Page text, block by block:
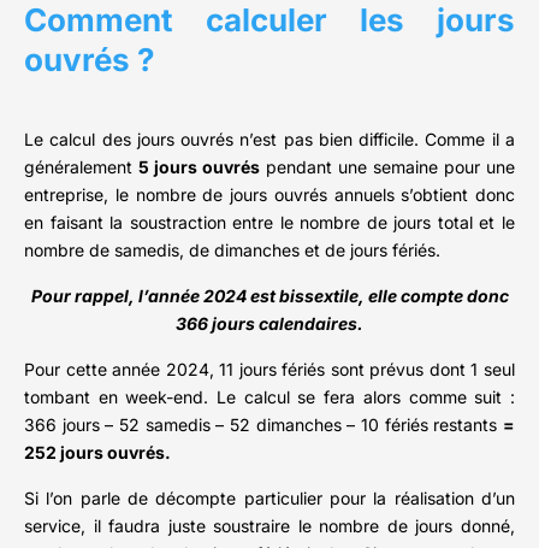
Comment calculer les jours
ouvrés ?
Le calcul des jours ouvrés n’est pas bien difficile. Comme il a
généralement 5 jours ouvrés pendant une semaine pour une
entreprise, le nombre de jours ouvrés annuels s’obtient donc
en faisant la soustraction entre le nombre de jours total et le
nombre de samedis, de dimanches et de jours fériés.
Pour rappel, l’année 2024 est bissextile, elle compte donc
366 jours calendaires.
Pour cette année 2024, 11 jours fériés sont prévus dont 1 seul
tombant en week-end. Le calcul se fera alors comme suit :
366 jours – 52 samedis – 52 dimanches – 10 fériés restants =
252 jours ouvrés.
Si l’on parle de décompte particulier pour la réalisation d’un
service, il faudra juste soustraire le nombre de jours donné,